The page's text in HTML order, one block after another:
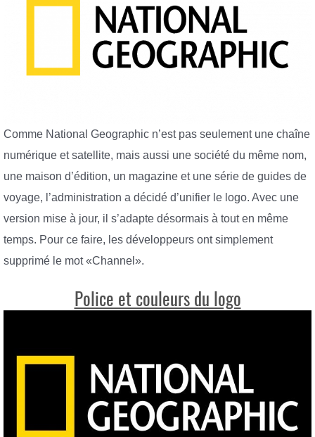
Comme National Geographic n’est pas seulement une chaîne
numérique et satellite, mais aussi une société du même nom,
une maison d’édition, un magazine et une série de guides de
voyage, l’administration a décidé d’unifier le logo. Avec une
version mise à jour, il s’adapte désormais à tout en même
temps. Pour ce faire, les développeurs ont simplement
supprimé le mot «Channel».
Police et couleurs du logo